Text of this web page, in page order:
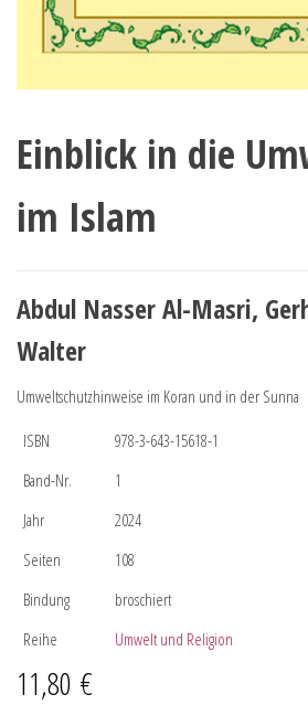
Einblick in die
im Islam
Abdul Nasser Al-Masri,
Walter
Umweltschutzhinweise im Koran und in der Sunna
ISBN
978-3-643-15618-1
Band-Nr.
1
Jahr
2024
Seiten
108
Bindung
broschiert
Reihe
Umwelt und Religion
11,80 €